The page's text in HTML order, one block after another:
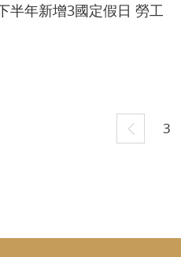
半年新增3國定假日 勞工
3